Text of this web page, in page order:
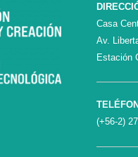
Casa
Av.
Estación
(+56-2)